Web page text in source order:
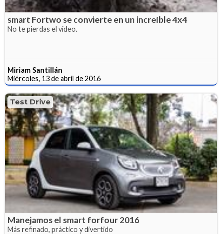
smart Fortwo se convierte en un increíble 4x4
No te pierdas el video.
Miriam Santillán
Miércoles, 13 de abril de 2016
Test Drive
Manejamos el smart forfour 2016
Más refinado, práctico y divertido